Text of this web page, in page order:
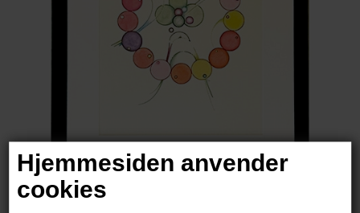
Hjemmesiden anvender
cookies